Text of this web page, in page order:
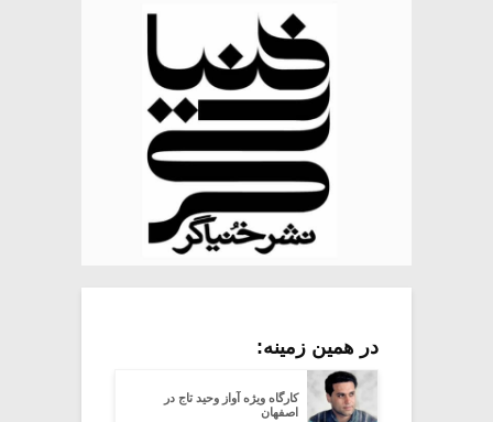
در همین زمینه:
کارگاه ویژه آواز وحید تاج در
اصفهان